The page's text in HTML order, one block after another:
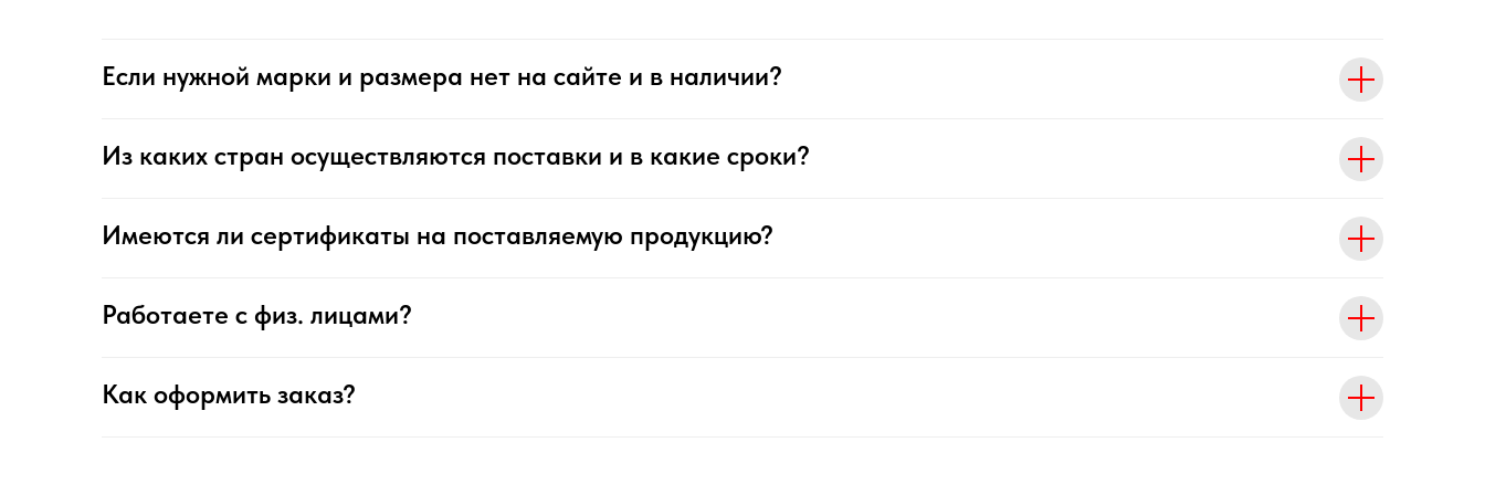
Если нужной марки и размера нет на сайте и в наличии?
Из каких стран осуществляются поставки и в какие сроки?
Имеются ли сертификаты на поставляемую продукцию?
Работаете с физ. лицами?
Как оформить заказ?